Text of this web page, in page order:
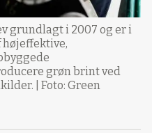
grundlagt i 2007 og er i
højeffektive,
grøn brint ved
| Foto: Green